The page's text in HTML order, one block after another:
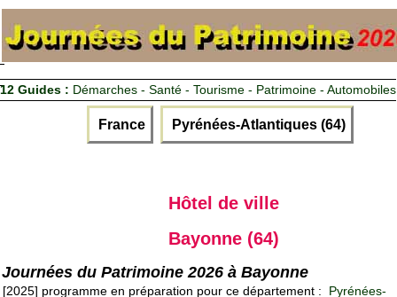
12 Guides : Démarches - Santé - Tourisme - Patrimoine - Automobiles
France Pyrénées-Atlantiques (64)
Hôtel de ville
Bayonne (64)
Journées du Patrimoine 2026 à Bayonne
[2025] programme en préparation pour ce département :
Pyrénées-